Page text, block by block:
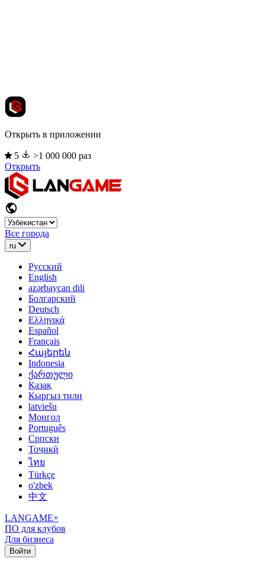
Открыть в приложении
5
>1 000 000 раз
Открыть
Все города
ru
Русский
English
azərbaycan dili
Болгарский
Deutsch
Ελληνικά
Español
Français
Հայերեն
Indonesia
ქართული
Қазақ
Кыргыз тили
latviešu
Монгол
Português
Српски
Тоҷикӣ
ไทย
Türkçe
o'zbek
中文
LANGAME+
ПО для клубов
Для бизнеса
Войти